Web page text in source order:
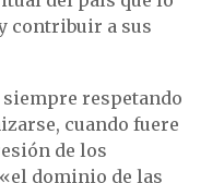
contribuir a sus
siempre respetando
cuando fuere
de los
dominio de las